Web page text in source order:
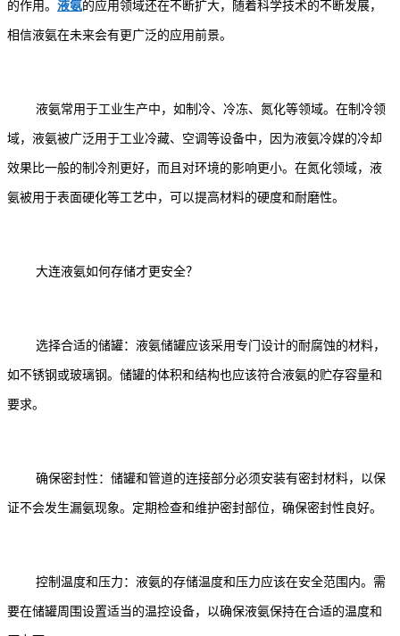
的作用。 液氨的应用领域还在不断扩大，随着科学技术的不断发展，
相信液氨在未来会有更广泛的应用前景。
液氨常用于工业生产中，如制冷、冷冻、氮化等领域。在制冷领
域，液氨被广泛用于工业冷藏、空调等设备中，因为液氨冷媒的冷却
效果比一般的制冷剂更好，而且对环境的影响更小。在氮化领域，液
氨被用于表面硬化等工艺中，可以提高材料的硬度和耐磨性。
大连液氨如何存储才更安全？
选择合适的储罐：液氨储罐应该采用专门设计的耐腐蚀的材料，
如不锈钢或玻璃钢。储罐的体积和结构也应该符合液氨的贮存容量和
要求。
确保密封性：储罐和管道的连接部分必须安装有密封材料，以保
证不会发生漏氨现象。定期检查和维护密封部位，确保密封性良好。
控制温度和压力：液氨的存储温度和压力应该在安全范围内。需
要在储罐周围设置适当的温控设备，以确保液氨保持在合适的温度和